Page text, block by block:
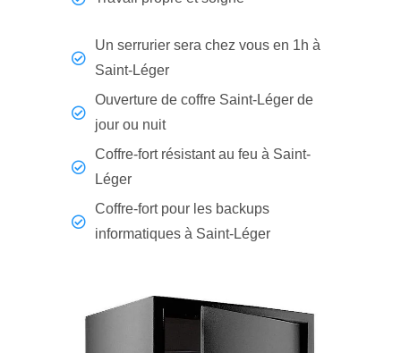
Un serrurier sera chez vous en 1h à
Saint-Léger
Ouverture de coffre Saint-Léger de
jour ou nuit
Coffre-fort résistant au feu à Saint-
Léger
Coffre-fort pour les backups
informatiques à Saint-Léger